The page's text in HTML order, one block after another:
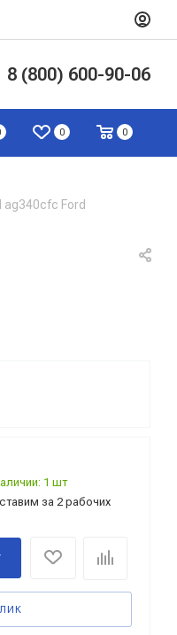
8 (800) 600-90-06
0 0
Ford
1 шт
за 2 рабочих